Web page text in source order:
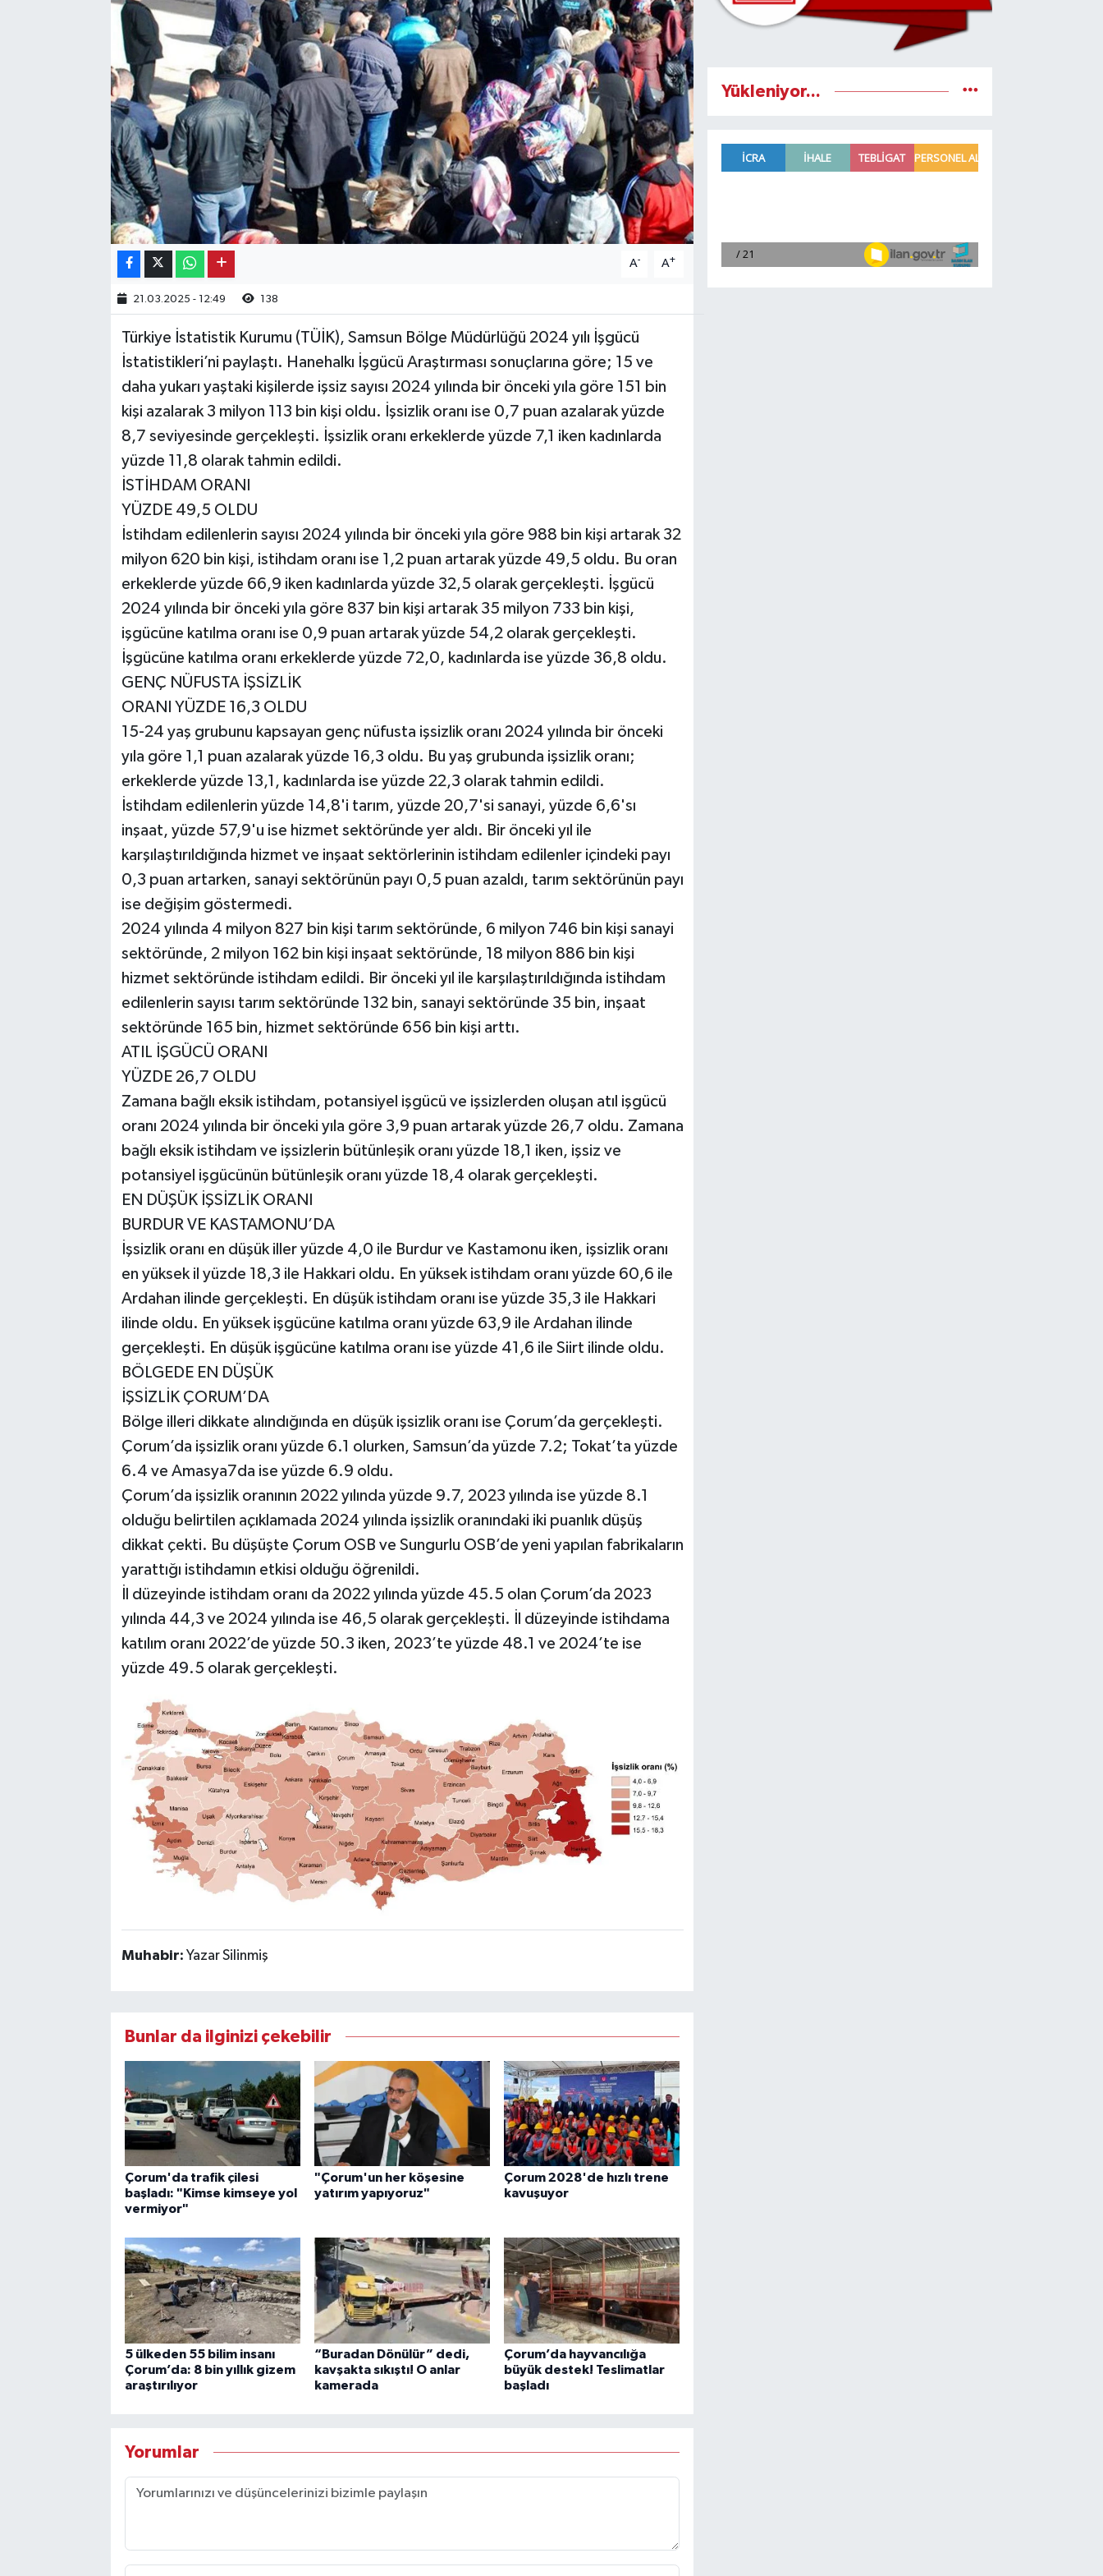
A- A+
21.03.2025 - 12:49 138
Türkiye İstatistik Kurumu (TÜİK), Samsun Bölge Müdürlüğü 2024 yılı İşgücü
İstatistikleri’ni paylaştı. Hanehalkı İşgücü Araştırması sonuçlarına göre; 15 ve
daha yukarı yaştaki kişilerde işsiz sayısı 2024 yılında bir önceki yıla göre 151 bin
kişi azalarak 3 milyon 113 bin kişi oldu. İşsizlik oranı ise 0,7 puan azalarak yüzde
8,7 seviyesinde gerçekleşti. İşsizlik oranı erkeklerde yüzde 7,1 iken kadınlarda
yüzde 11,8 olarak tahmin edildi.
İSTİHDAM ORANI
YÜZDE 49,5 OLDU
İstihdam edilenlerin sayısı 2024 yılında bir önceki yıla göre 988 bin kişi artarak 32
milyon 620 bin kişi, istihdam oranı ise 1,2 puan artarak yüzde 49,5 oldu. Bu oran
erkeklerde yüzde 66,9 iken kadınlarda yüzde 32,5 olarak gerçekleşti. İşgücü
2024 yılında bir önceki yıla göre 837 bin kişi artarak 35 milyon 733 bin kişi,
işgücüne katılma oranı ise 0,9 puan artarak yüzde 54,2 olarak gerçekleşti.
İşgücüne katılma oranı erkeklerde yüzde 72,0, kadınlarda ise yüzde 36,8 oldu.
GENÇ NÜFUSTA İŞSİZLİK
ORANI YÜZDE 16,3 OLDU
15-24 yaş grubunu kapsayan genç nüfusta işsizlik oranı 2024 yılında bir önceki
yıla göre 1,1 puan azalarak yüzde 16,3 oldu. Bu yaş grubunda işsizlik oranı;
erkeklerde yüzde 13,1, kadınlarda ise yüzde 22,3 olarak tahmin edildi.
İstihdam edilenlerin yüzde 14,8'i tarım, yüzde 20,7'si sanayi, yüzde 6,6'sı
inşaat, yüzde 57,9'u ise hizmet sektöründe yer aldı. Bir önceki yıl ile
karşılaştırıldığında hizmet ve inşaat sektörlerinin istihdam edilenler içindeki payı
0,3 puan artarken, sanayi sektörünün payı 0,5 puan azaldı, tarım sektörünün payı
ise değişim göstermedi.
2024 yılında 4 milyon 827 bin kişi tarım sektöründe, 6 milyon 746 bin kişi sanayi
sektöründe, 2 milyon 162 bin kişi inşaat sektöründe, 18 milyon 886 bin kişi
hizmet sektöründe istihdam edildi. Bir önceki yıl ile karşılaştırıldığında istihdam
edilenlerin sayısı tarım sektöründe 132 bin, sanayi sektöründe 35 bin, inşaat
sektöründe 165 bin, hizmet sektöründe 656 bin kişi arttı.
ATIL İŞGÜCÜ ORANI
YÜZDE 26,7 OLDU
Zamana bağlı eksik istihdam, potansiyel işgücü ve işsizlerden oluşan atıl işgücü
oranı 2024 yılında bir önceki yıla göre 3,9 puan artarak yüzde 26,7 oldu. Zamana
bağlı eksik istihdam ve işsizlerin bütünleşik oranı yüzde 18,1 iken, işsiz ve
potansiyel işgücünün bütünleşik oranı yüzde 18,4 olarak gerçekleşti.
EN DÜŞÜK İŞSİZLİK ORANI
BURDUR VE KASTAMONU’DA
İşsizlik oranı en düşük iller yüzde 4,0 ile Burdur ve Kastamonu iken, işsizlik oranı
en yüksek il yüzde 18,3 ile Hakkari oldu. En yüksek istihdam oranı yüzde 60,6 ile
Ardahan ilinde gerçekleşti. En düşük istihdam oranı ise yüzde 35,3 ile Hakkari
ilinde oldu. En yüksek işgücüne katılma oranı yüzde 63,9 ile Ardahan ilinde
gerçekleşti. En düşük işgücüne katılma oranı ise yüzde 41,6 ile Siirt ilinde oldu.
BÖLGEDE EN DÜŞÜK
İŞSİZLİK ÇORUM’DA
Bölge illeri dikkate alındığında en düşük işsizlik oranı ise Çorum’da gerçekleşti.
Çorum’da işsizlik oranı yüzde 6.1 olurken, Samsun’da yüzde 7.2; Tokat’ta yüzde
6.4 ve Amasya7da ise yüzde 6.9 oldu.
Çorum’da işsizlik oranının 2022 yılında yüzde 9.7, 2023 yılında ise yüzde 8.1
olduğu belirtilen açıklamada 2024 yılında işsizlik oranındaki iki puanlık düşüş
dikkat çekti. Bu düşüşte Çorum OSB ve Sungurlu OSB’de yeni yapılan fabrikaların
yarattığı istihdamın etkisi olduğu öğrenildi.
İl düzeyinde istihdam oranı da 2022 yılında yüzde 45.5 olan Çorum’da 2023
yılında 44,3 ve 2024 yılında ise 46,5 olarak gerçekleşti. İl düzeyinde istihdama
katılım oranı 2022’de yüzde 50.3 iken, 2023’te yüzde 48.1 ve 2024’te ise
yüzde 49.5 olarak gerçekleşti.
Muhabir: Yazar Silinmiş
Bunlar da ilginizi çekebilir
Çorum'da trafik çilesi
başladı: "Kimse kimseye yol
vermiyor"
"Çorum'un her köşesine
yatırım yapıyoruz"
Çorum 2028'de hızlı trene
kavuşuyor
5 ülkeden 55 bilim insanı
Çorum’da: 8 bin yıllık gizem
araştırılıyor
“Buradan Dönülür” dedi,
kavşakta sıkıştı! O anlar
kamerada
Çorum’da hayvancılığa
büyük destek! Teslimatlar
başladı
Yorumlar
Yükleniyor...
Osmancık